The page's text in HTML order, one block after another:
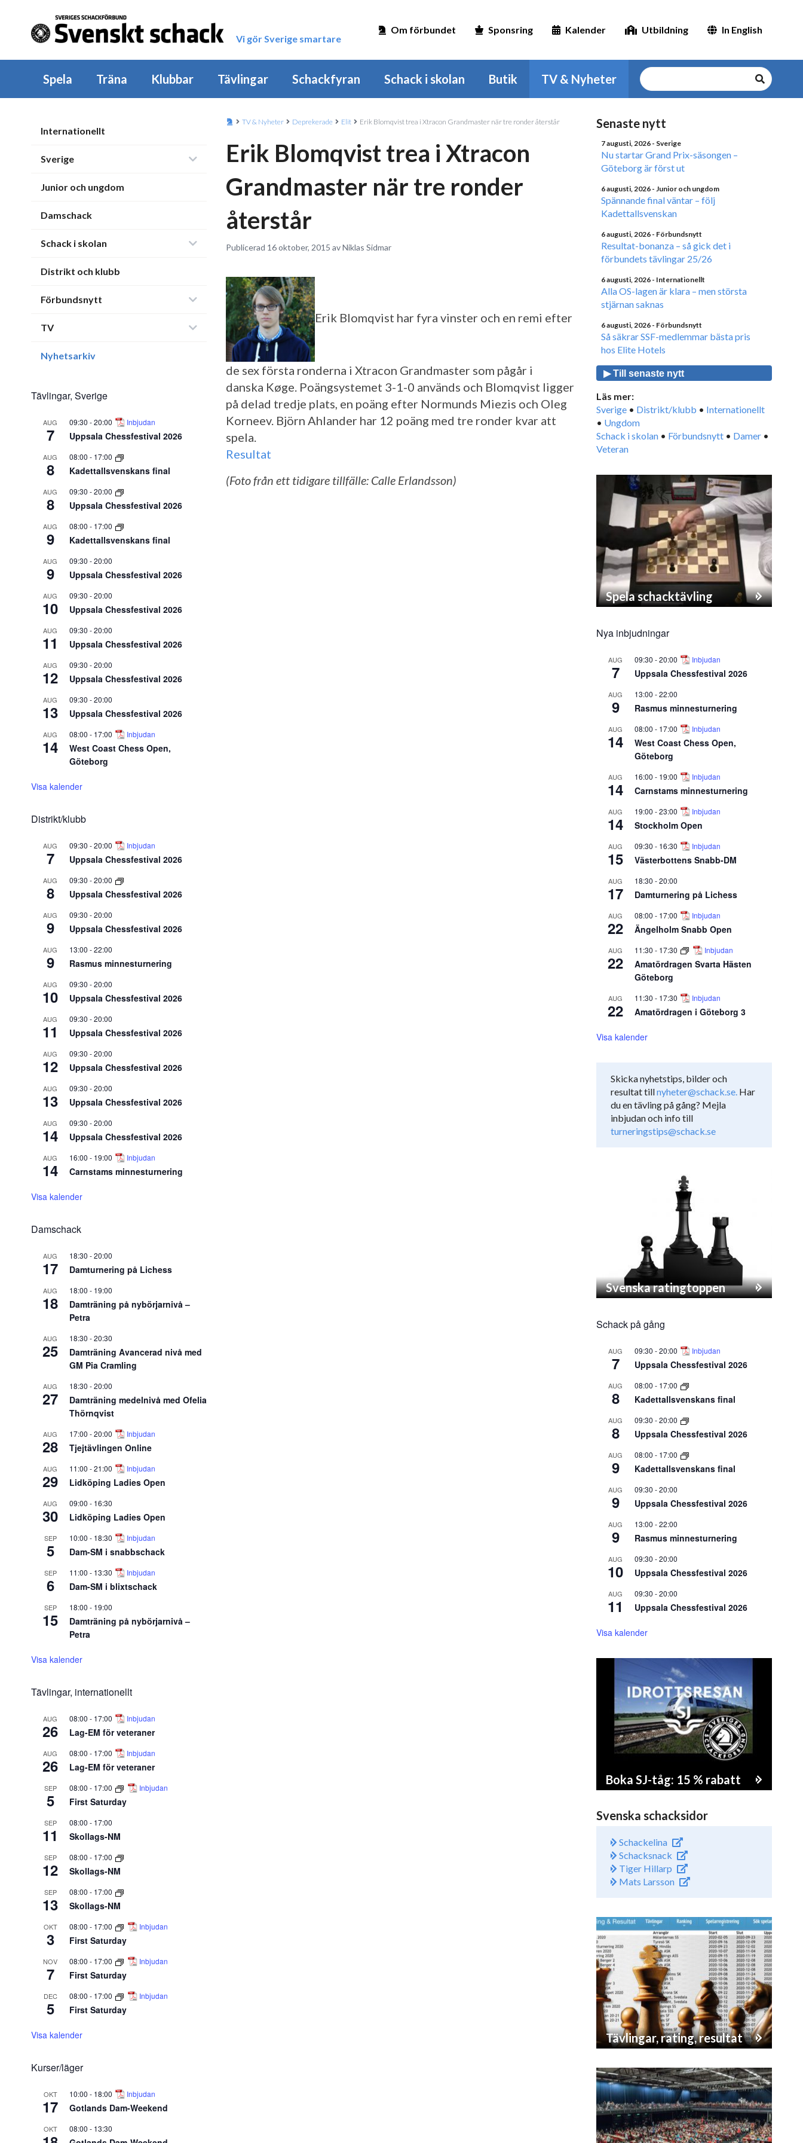
Vi gör Sverige smartare
Om förbundet Sponsring Kalender Utbildning In English
Spela Träna Klubbar Tävlingar Schackfyran Schack i skolan Butik TV & Nyheter
Internationellt
Sverige
Junior och ungdom
Damschack
Schack i skolan
Distrikt och klubb
Förbundsnytt
TV
Nyhetsarkiv
Tävlingar, Sverige
AUG
7
09:30 -20:00 Inbjudan
Uppsala Chessfestival 2026
AUG
8
08:00 - 17:00
Kadettallsvenskans final
AUG
8
09:30 -20:00
Uppsala Chessfestival 2026
AUG
9
08:00 - 17:00
Kadettallsvenskans final
AUG
9
09:30 -20:00
Uppsala Chessfestival 2026
AUG
10
09:30 -20:00
Uppsala Chessfestival 2026
AUG
11
09:30 -20:00
Uppsala Chessfestival 2026
AUG
12
09:30 -20:00
Uppsala Chessfestival 2026
AUG
13
09:30 -20:00
Uppsala Chessfestival 2026
AUG
14
08:00 - 17:00 Inbjudan
West Coast Chess Open,
Göteborg
Visa kalender
Distrikt/klubb
AUG
7
09:30 -20:00 Inbjudan
Uppsala Chessfestival 2026
AUG
8
09:30 -20:00
Uppsala Chessfestival 2026
AUG
9
09:30 -20:00
Uppsala Chessfestival 2026
AUG
9
13:00 -22:00
Rasmus minnesturnering
AUG
10
09:30 -20:00
Uppsala Chessfestival 2026
AUG
11
09:30 -20:00
Uppsala Chessfestival 2026
AUG
12
09:30 -20:00
Uppsala Chessfestival 2026
AUG
13
09:30 -20:00
Uppsala Chessfestival 2026
AUG
14
09:30 -20:00
Uppsala Chessfestival 2026
AUG
14
16:00 - 19:00 Inbjudan
Carnstams minnesturnering
Visa kalender
Damschack
AUG
17
18:30 -20:00
Damturnering på Lichess
AUG
18
18:00 - 19:00
Damträning på nybörjarnivå –
Petra
AUG
25
18:30 -20:30
Damträning Avancerad nivå med
GM Pia Cramling
AUG
27
18:30 -20:00
Damträning medelnivå med Ofelia
Thörnqvist
AUG
28
17:00 -20:00 Inbjudan
Tjejtävlingen Online
AUG
29
11:00 -21:00 Inbjudan
Lidköping Ladies Open
AUG
30
09:00 - 16:30
Lidköping Ladies Open
SEP
5
10:00 - 18:30 Inbjudan
Dam-SM i snabbschack
SEP
6
11:00 - 13:30 Inbjudan
Dam-SM i blixtschack
SEP
15
18:00 - 19:00
Damträning på nybörjarnivå –
Petra
Visa kalender
Tävlingar, internationellt
AUG
26
08:00 - 17:00 Inbjudan
Lag-EM för veteraner
AUG
26
08:00 - 17:00 Inbjudan
Lag-EM för veteraner
SEP
5
08:00 - 17:00 Inbjudan
First Saturday
SEP
11
08:00 - 17:00
Skollags-NM
SEP
12
08:00 - 17:00
Skollags-NM
SEP
13
08:00 - 17:00
Skollags-NM
OKT
3
08:00 - 17:00 Inbjudan
First Saturday
NOV
7
08:00 - 17:00 Inbjudan
First Saturday
DEC
5
08:00 - 17:00 Inbjudan
First Saturday
Visa kalender
Kurser/läger
OKT
17
10:00 - 18:00 Inbjudan
Gotlands Dam-Weekend
OKT 08:00 - 13:30
TV & Nyheter Deprekerade Elit Erik Blomqvist trea i Xtracon Grandmaster när tre ronder återstår
Erik Blomqvist trea i Xtracon
Grandmaster när tre ronder
återstår
Publicerad 16 oktober, 2015 av Niklas Sidmar
Erik Blomqvist har fyra vinster och en remi efter
de sex första ronderna i Xtracon Grandmaster som pågår i
danska Køge. Poängsystemet 3-1-0 används och Blomqvist ligger
på delad tredje plats, en poäng efter Normunds Miezis och Oleg
Korneev. Björn Ahlander har 12 poäng med tre ronder kvar att
spela.
Resultat
(Foto från ett tidigare tillfälle: Calle Erlandsson)
Senaste nytt
7 augusti, 2026 - Sverige
Nu startar Grand Prix-säsongen –
Göteborg är först ut
6 augusti, 2026 - Junior och ungdom
Spännande final väntar – följ
Kadettallsvenskan
6 augusti, 2026 - Förbundsnytt
Resultat-bonanza – så gick det i
förbundets tävlingar 25/26
6 augusti, 2026 - Internationellt
Alla OS-lagen är klara – men största
stjärnan saknas
6 augusti, 2026 - Förbundsnytt
Så säkrar SSF-medlemmar bästa pris
hos Elite Hotels
▶ Till senaste nytt
Läs mer:
Sverige • Distrikt/klubb • Internationellt
• Ungdom
Schack i skolan • Förbundsnytt • Damer •
Veteran
Spela schacktävling
Nya inbjudningar
AUG
7
09:30 -20:00 Inbjudan
Uppsala Chessfestival 2026
AUG
9
13:00 -22:00
Rasmus minnesturnering
AUG
14
08:00 - 17:00 Inbjudan
West Coast Chess Open,
Göteborg
AUG
14
16:00 - 19:00 Inbjudan
Carnstams minnesturnering
AUG
14
19:00 -23:00 Inbjudan
Stockholm Open
AUG
15
09:30 - 16:30 Inbjudan
Västerbottens Snabb-DM
AUG
17
18:30 -20:00
Damturnering på Lichess
AUG
22
08:00 - 17:00 Inbjudan
Ängelholm Snabb Open
AUG
22
11:30 - 17:30 Inbjudan
Amatördragen Svarta Hästen
Göteborg
AUG
22
11:30 - 17:30 Inbjudan
Amatördragen i Göteborg 3
Visa kalender
Skicka nyhetstips, bilder och
resultat tillnyheter@schack.se. Har
du en tävling på gång? Mejla
inbjudan och info till
turneringstips@schack.se
Svenska ratingtoppen
Schack på gång
AUG
7
09:30 -20:00 Inbjudan
Uppsala Chessfestival 2026
AUG
8
08:00 - 17:00
Kadettallsvenskans final
AUG
8
09:30 -20:00
Uppsala Chessfestival 2026
AUG
9
08:00 - 17:00
Kadettallsvenskans final
AUG
9
09:30 -20:00
Uppsala Chessfestival 2026
AUG
9
13:00 -22:00
Rasmus minnesturnering
AUG
10
09:30 -20:00
Uppsala Chessfestival 2026
AUG
11
09:30 -20:00
Uppsala Chessfestival 2026
Visa kalender
Boka SJ-tåg: 15 % rabatt
Svenska schacksidor
Schackelina
Schacksnack
Tiger Hillarp
Mats Larsson
Tävlingar, rating, resultat